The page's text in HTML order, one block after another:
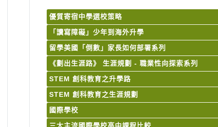
優質寄宿中學選校策略
「讀寫障礙」少年到海外升學
留學美國「倒數」家長如何部署系列
《劃出生涯路》 生涯規劃 - 職業性向探索系列
STEM 創科教育之升學路
STEM 創科教育之生涯規劃
國際學校